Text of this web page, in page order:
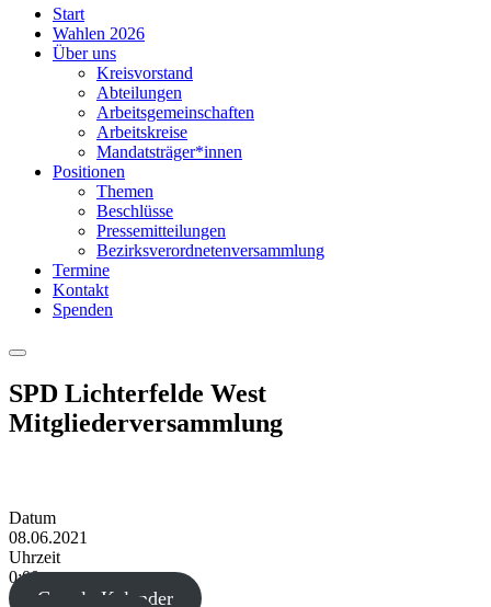
Start
Wahlen 2026
Über uns
Kreisvorstand
Abteilungen
Arbeitsgemeinschaften
Arbeitskreise
Mandatsträger*innen
Positionen
Themen
Beschlüsse
Pressemitteilungen
Bezirksverordnetenversammlung
Termine
Kontakt
Spenden
Menu
SPD Lichterfelde West
Mitgliederversammlung
Datum
08.06.2021
Uhrzeit
0:00
Google Kalender